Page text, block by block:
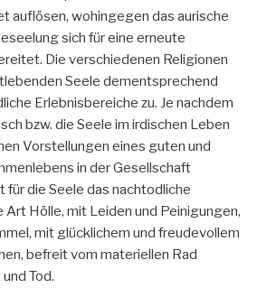
auflösen, wohingegen das aurische
sich für eine erneute
Die verschiedenen Religionen
Seele dementsprechend
Erlebnisbereiche zu. Je nachdem
bzw. die Seele im irdischen Leben
Vorstellungen eines guten und
in der Gesellschaft
für die Seele das nachtodliche
Hölle, mit Leiden und Peinigungen,
mit glücklichem und freudevollem
befreit vom materiellen Rad
Tod.